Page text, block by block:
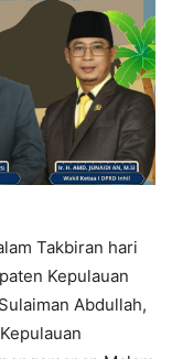
Takbiran hari
Kepulauan
Abdullah,